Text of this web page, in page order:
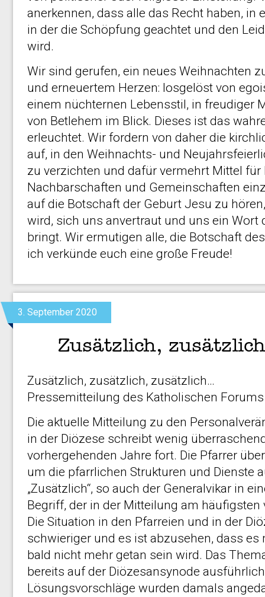
anerkennen, dass alle das Recht haben, in
in der die Schöpfung geachtet und den
wird.
Wir sind gerufen, ein neues Weihnachten
und erneuertem Herzen: losgelöst von
einem nüchternen Lebensstil, in freudiger
von Betlehem im Blick. Dieses ist das
erleuchtet. Wir fordern von daher die
auf, in den Weihnachts- und
zu verzichten und dafür vermehrt Mittel
Nachbarschaften und Gemeinschaften
auf die Botschaft der Geburt Jesu zu
wird, sich uns anvertraut und uns ein Wort
bringt. Wir ermutigen alle, die Botschaft
ich verkünde euch eine große Freude!
3. September 2020
Zusätzlich,
Zusätzlich, zusätzlich, zusätzlich…
Pressemitteilung des Katholischen Forums
Die aktuelle Mitteilung zu den
in der Diözese schreibt wenig
vorhergehenden Jahre fort. Die Pfarrer
um die pfarrlichen Strukturen und Dienste
„Zusätzlich“, so auch der Generalvikar in
Begriff, der in der Mitteilung am häufigsten
Die Situation in den Pfarreien und in der
schwieriger und es ist abzusehen, dass es
bald nicht mehr getan sein wird. Das
bereits auf der Diözesansynode
Lösungsvorschläge wurden damals